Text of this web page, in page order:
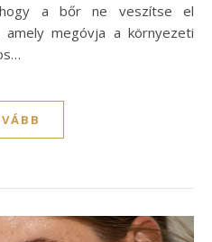
a bőr ne veszítse el
megóvja a környezeti